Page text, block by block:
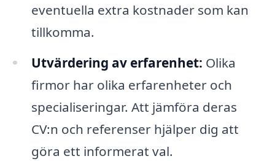
eventuella extra kostnader som kan
tillkomma.
Utvärdering av erfarenhet: Olika
firmor har olika erfarenheter och
specialiseringar. Att jämföra deras
CV:n och referenser hjälper dig att
göra ett informerat val.